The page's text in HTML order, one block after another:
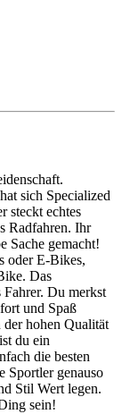
sich Specialized
steckt echtes
Radfahren. Ihr
Sache gemacht!
oder E-Bikes,
Das
Fahrer. Du merkst
und Spaß
der hohen Qualität
du ein
die besten
Sportler genauso
Stil Wert legen.
sein!